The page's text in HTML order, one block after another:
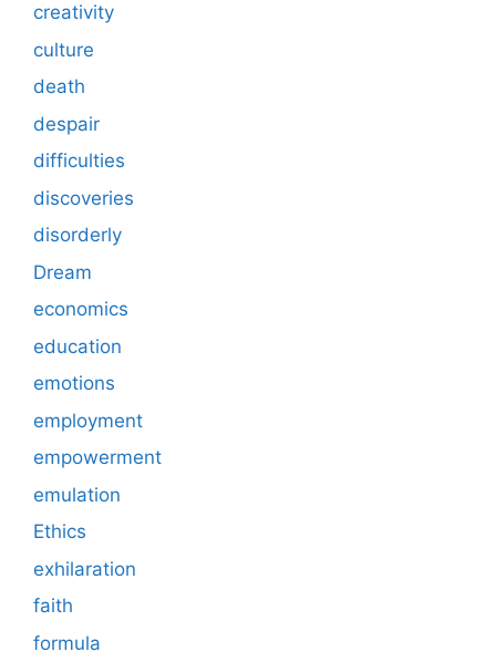
creativity
culture
death
despair
difficulties
discoveries
disorderly
Dream
economics
education
emotions
employment
empowerment
emulation
Ethics
exhilaration
faith
formula